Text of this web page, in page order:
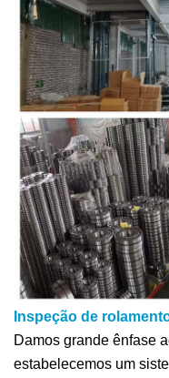
Inspeção de
Damos grande ênfase
estabelecemos um